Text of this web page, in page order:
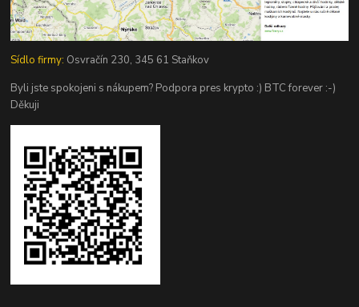
Sídlo firmy: Osvračín 230, 345 61 Staňkov
Byli jste spokojeni s nákupem? Podpora pres krypto :) BTC forever :-)
Děkuji